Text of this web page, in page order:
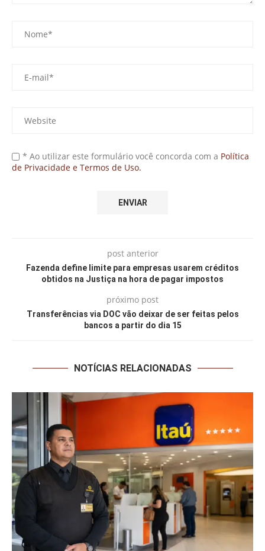
* Ao utilizar este formulário você concorda com a Política
de Privacidade e Termos de Uso.
post anterior
Fazenda define limite para empresas usarem créditos
obtidos na Justiça na hora de pagar impostos
próximo post
Transferências via DOC vão deixar de ser feitas pelos
bancos a partir do dia 15
NOTÍCIAS RELACIONADAS